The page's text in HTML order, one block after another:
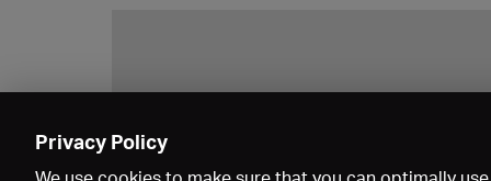
Privacy Policy